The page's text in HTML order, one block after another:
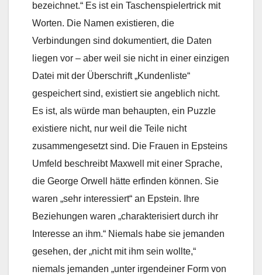
bezeichnet.“ Es ist ein Taschenspielertrick mit
Worten. Die Namen existieren, die
Verbindungen sind dokumentiert, die Daten
liegen vor – aber weil sie nicht in einer einzigen
Datei mit der Überschrift „Kundenliste“
gespeichert sind, existiert sie angeblich nicht.
Es ist, als würde man behaupten, ein Puzzle
existiere nicht, nur weil die Teile nicht
zusammengesetzt sind. Die Frauen in Epsteins
Umfeld beschreibt Maxwell mit einer Sprache,
die George Orwell hätte erfinden können. Sie
waren „sehr interessiert“ an Epstein. Ihre
Beziehungen waren „charakterisiert durch ihr
Interesse an ihm.“ Niemals habe sie jemanden
gesehen, der „nicht mit ihm sein wollte,“
niemals jemanden „unter irgendeiner Form von